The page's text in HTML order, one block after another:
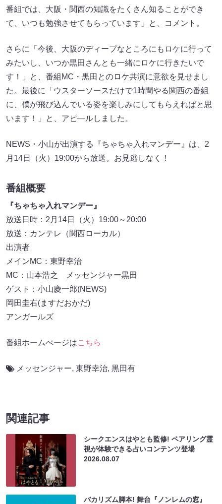
番組では、大阪・関西の知識をたくさん知ることができ
て、いつも勉強させてもらっています」と、コメント。
さらに「今後、大阪のディープなところにもロケに行って
みたいし、いつか黒田さんとも一緒にロケに行きたいで
す！」と、番組MC・黒田とのロケ共演に意欲を見せまし
た。最後に「ウスターソースだけで1時間やる関西の番組
に、僕が飛び込んでいる姿を楽しみにしてもらえればと思
います！」と、アピ―ルしました。
NEWS・小山が出演する『ちゃちゃ入れマンデー』は、2
月14日（火）19:00から放送。お見逃しなく！
番組概要
『ちゃちゃ入れマンデー』
放送日時：2月14日（火）19:00～20:00
放送：カンテレ（関西ローカル）
出演者
メインMC：東野幸治
MC：山本浩之 メッセンジャー黒田
ゲスト：小山慶一郎(NEWS)
岡田圭右(ますだおかだ)
アンガールズ
番組ホームぺージはこちら
メッセンジャー, 東野幸治, 黒田有
関連記事
シークエンスはやとも監修! ペアリング霊
視が体験できる占いコンテンツ登場
2026.08.07
バカリズム脚本! 舞台『ノンレムの窓』